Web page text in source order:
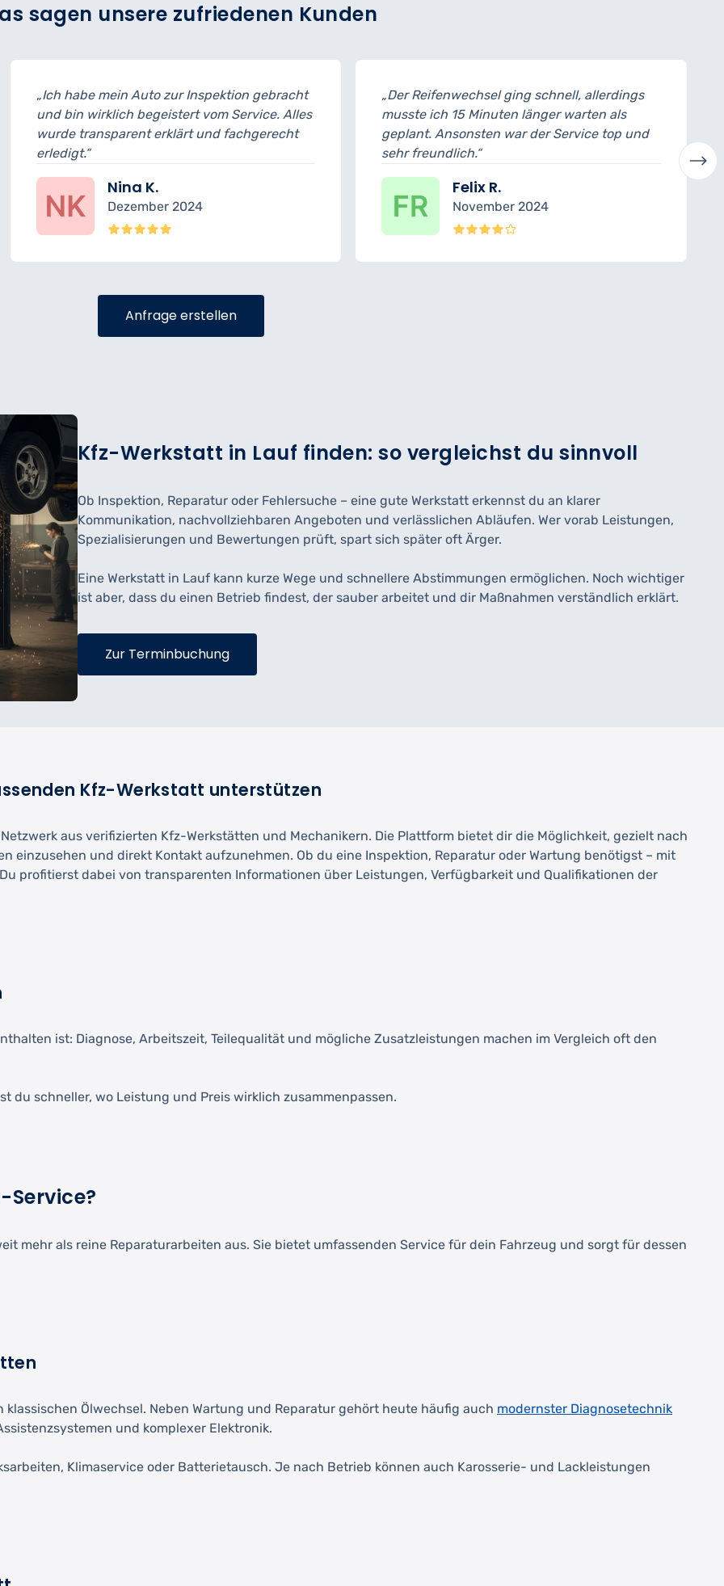
sagen unsere zufriedenen Kunden
Inspektion gebracht
vom Service. Alles
und fachgerecht
„Der Reifenwechsel ging schnell, allerdings
musste ich 15 Minuten länger warten als
geplant. Ansonsten war der Service top und
„Meine Bremsen wurden
ich konnte das Auto noch
abholen. Der Mechaniker
verständlich erklärt. Sehr
Anfrage erstellen
Kfz-Werkstatt in Lauf finden: so vergleichst du sinnvoll
Ob Inspektion, Reparatur oder Fehlersuche – eine gute Werkstatt erkennst du an klarer
Kommunikation, nachvollziehbaren Angeboten und verlässlichen Abläufen. Wer vorab Leistungen,
Spezialisierungen und Bewertungen prüft, spart sich später oft Ärger.
Eine Werkstatt in Lauf kann kurze Wege und schnellere Abstimmungen ermöglichen. Noch wichtiger
ist aber, dass du einen Betrieb findest, der sauber arbeitet und dir Maßnahmen verständlich erklärt.
Zur Terminbuchung
Kfz-Werkstatt unterstützen
aus verifizierten Kfz-Werkstätten und Mechanikern. Die Plattform bietet dir die Möglichkeit, gezielt nach
einzusehen und direkt Kontakt aufzunehmen. Ob du eine Inspektion, Reparatur oder Wartung benötigst – mit
profitierst dabei von transparenten Informationen über Leistungen, Verfügbarkeit und Qualifikationen der
ist: Diagnose, Arbeitszeit, Teilequalität und mögliche Zusatzleistungen machen im Vergleich oft den
du schneller, wo Leistung und Preis wirklich zusammenpassen.
mehr als reine Reparaturarbeiten aus. Sie bietet umfassenden Service für dein Fahrzeug und sorgt für dessen
Ölwechsel. Neben Wartung und Reparatur gehört heute häufig auch modernster Diagnosetechnik
und komplexer Elektronik.
Klimaservice oder Batterietausch. Je nach Betrieb können auch Karosserie- und Lackleistungen